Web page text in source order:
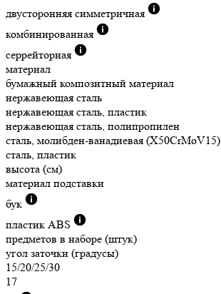
двусторонняя симметричная
комбинированная
серрейторная
материал
бумажный композитный материал
нержавеющая сталь
нержавеющая сталь, пластик
нержавеющая сталь, полипропилен
сталь, молибден-ванадиевая (X50CrMoV15)
сталь, пластик
высота (см)
материал подставки
бук
пластик ABS
предметов в наборе (штук)
угол заточки (градусы)
15/20/25/30
17